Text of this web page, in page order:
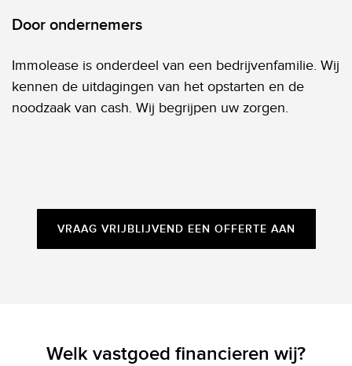
Door ondernemers
Immolease is onderdeel van een bedrijvenfamilie. Wij
kennen de uitdagingen van het opstarten en de
noodzaak van cash. Wij begrijpen uw zorgen.
VRAAG VRIJBLIJVEND EEN OFFERTE AAN
Welk vastgoed financieren wij?